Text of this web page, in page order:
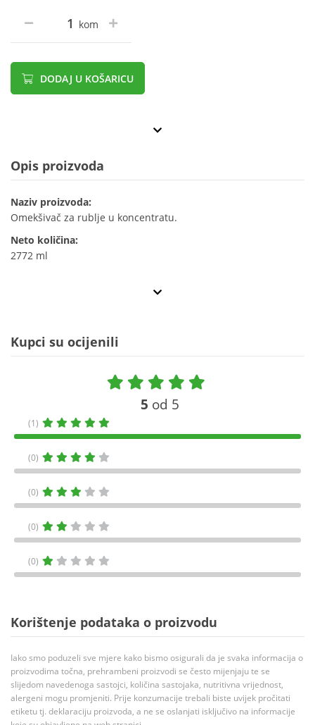
kom
DODAJ U KOŠARICU
Opis proizvoda
Naziv proizvoda:
Omekšivač za rublje u koncentratu.
Neto količina:
2772 ml
Kupci su ocijenili
5 od 5
(1)
(0)
(0)
(0)
(0)
Korištenje podataka o proizvodu
Iako smo poduzeli sve mjere kako bismo osigurali da je svaka informacija o
proizvodima točna, prehrambeni proizvodi se često mijenjaju te se
slijedom navedenoga sastojci, količina sastojaka, nutritivna vrijednost,
alergeni mogu promjeniti. Prije konzumacije trebali biste uvijek pročitati
etiketu tj. deklaraciju proizvoda, a ne se oslanjati isključivo na informacije